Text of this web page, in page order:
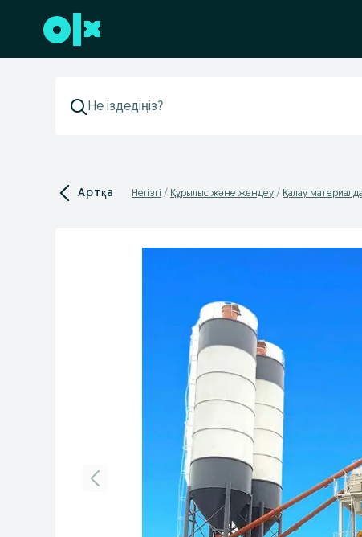
Төменгі деректемеге өту
Артқа Негізгі Құрылыс және жөндеу Қалау